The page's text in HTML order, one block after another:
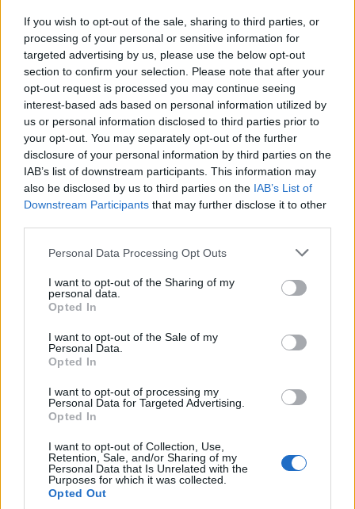
If you wish to opt-out of the sale, sharing to third parties, or
processing of your personal or sensitive information for
targeted advertising by us, please use the below opt-out
section to confirm your selection. Please note that after your
opt-out request is processed you may continue seeing
interest-based ads based on personal information utilized by
us or personal information disclosed to third parties prior to
your opt-out. You may separately opt-out of the further
disclosure of your personal information by third parties on the
IAB’s list of downstream participants. This information may
also be disclosed by us to third parties on the IAB’s List of
Downstream Participants that may further disclose it to other
Personal Data Processing Opt Outs
I want to opt-out of the Sharing of my
personal data.
Opted In
I want to opt-out of the Sale of my
Personal Data.
Opted In
I want to opt-out of processing my
Personal Data for Targeted Advertising.
Opted In
I want to opt-out of Collection, Use,
Retention, Sale, and/or Sharing of my
Personal Data that Is Unrelated with the
Purposes for which it was collected.
Opted Out